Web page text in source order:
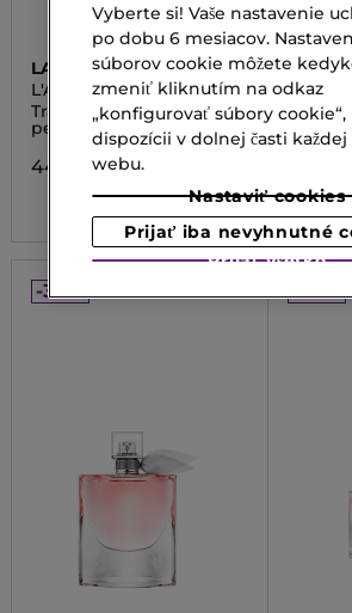
LANCÔME
L'ABSOLU PLUMPER
Transparentný lesk na
pery
44,00 €
LA VIE
L'ELIXIR
-30% -30%
Vyberte si! Vaše nastavenie
po dobu 6 mesiacov.
súborov cookie môžete
zmeniť kliknutím na odkaz
„konfigurovať súbory
dispozícii v dolnej časti
webu.
Nastaviť cookies
Prijať iba nevyhnutné
Prijať všetko